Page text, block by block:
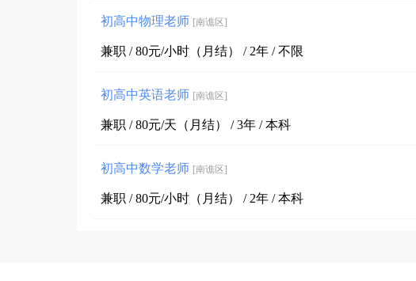
初高中物理老师 [南谯区]
兼职 / 80元/小时（月结） / 2年 / 不限
初高中英语老师 [南谯区]
兼职 / 80元/天（月结） / 3年 / 本科
初高中数学老师 [南谯区]
兼职 / 80元/小时（月结） / 2年 / 本科